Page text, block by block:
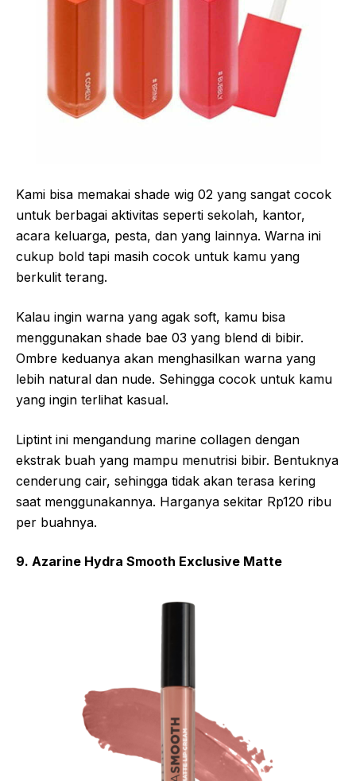
Kami bisa memakai shade wig 02 yang sangat cocok
untuk berbagai aktivitas seperti sekolah, kantor,
acara keluarga, pesta, dan yang lainnya. Warna ini
cukup bold tapi masih cocok untuk kamu yang
berkulit terang.
Kalau ingin warna yang agak soft, kamu bisa
menggunakan shade bae 03 yang blend di bibir.
Ombre keduanya akan menghasilkan warna yang
lebih natural dan nude. Sehingga cocok untuk kamu
yang ingin terlihat kasual.
Liptint ini mengandung marine collagen dengan
ekstrak buah yang mampu menutrisi bibir. Bentuknya
cenderung cair, sehingga tidak akan terasa kering
saat menggunakannya. Harganya sekitar Rp120 ribu
per buahnya.
9. Azarine Hydra Smooth Exclusive Matte